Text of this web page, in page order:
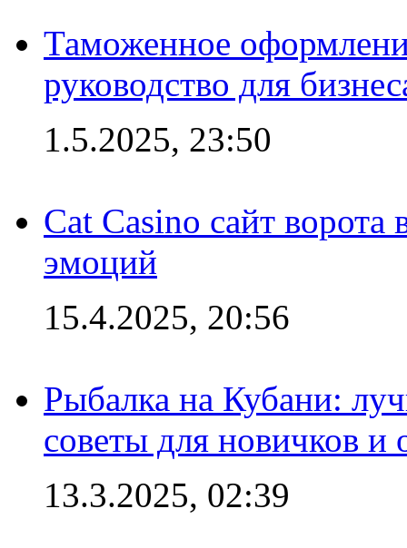
Таможенное
руководство для
1.5.2025, 23:50
Cat Casino сайт
эмоций
15.4.2025, 20:56
Рыбалка на Кубани:
советы для новичков
13.3.2025, 02:39